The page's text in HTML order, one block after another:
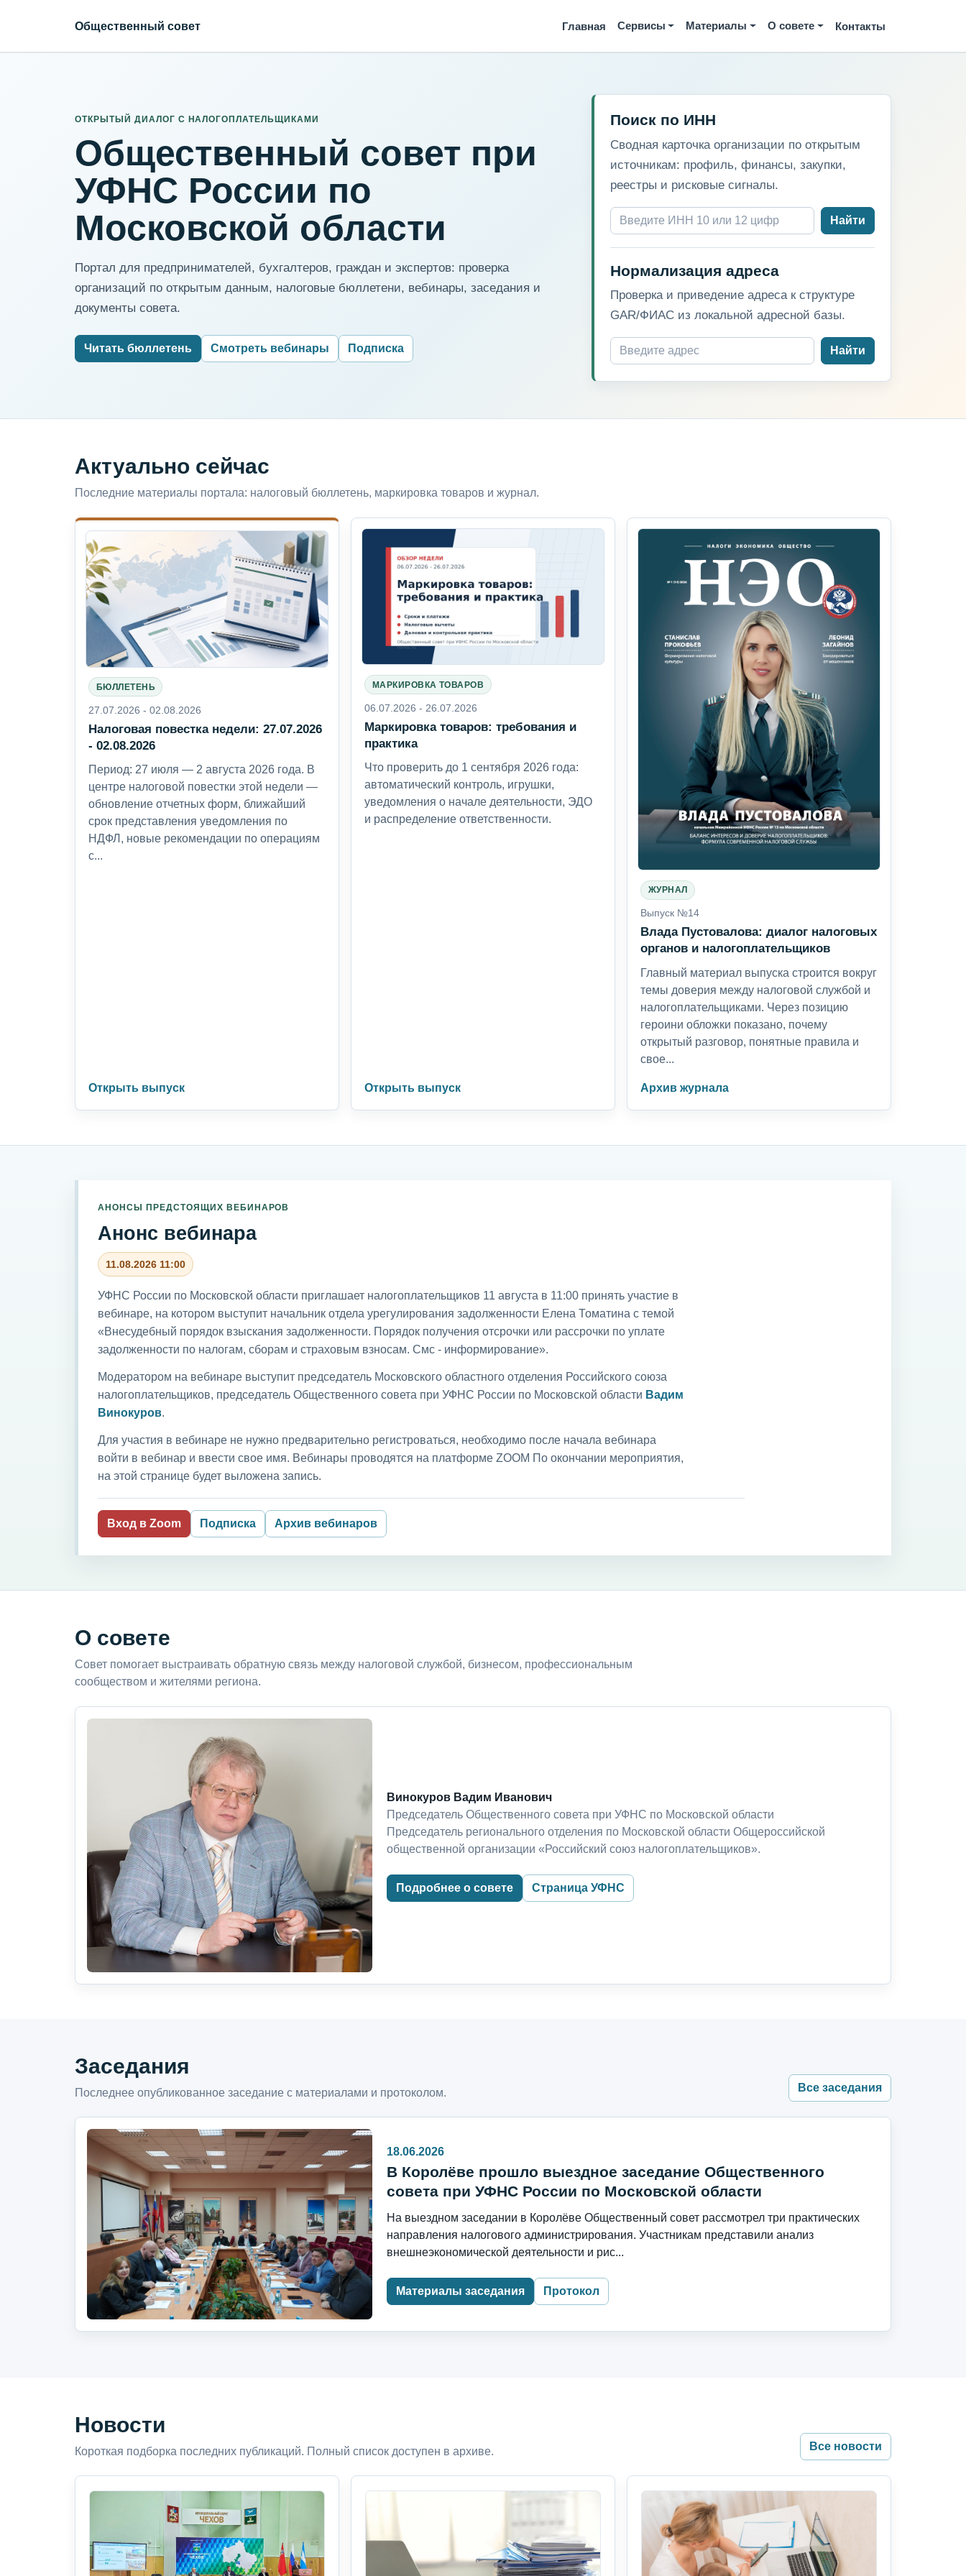
Общественный совет Главная Сервисы Материалы О совете Контакты
ОТКРЫТЫЙ ДИАЛОГ С НАЛОГОПЛАТЕЛЬЩИКАМИ
Общественный совет при
УФНС России по
Московской области
Портал для предпринимателей, бухгалтеров, граждан и экспертов: проверка
организаций по открытым данным, налоговые бюллетени, вебинары, заседания и
документы совета.
Читать бюллетень Смотреть вебинары Подписка
Поиск по ИНН
Сводная карточка организации по открытым
источникам: профиль, финансы, закупки,
реестры и рисковые сигналы.
Найти
Нормализация адреса
Проверка и приведение адреса к структуре
GAR/ФИАС из локальной адресной базы.
Найти
Актуально сейчас
Последние материалы портала: налоговый бюллетень, маркировка товаров и журнал.
БЮЛЛЕТЕНЬ
27.07.2026 - 02.08.2026
Налоговая повестка недели: 27.07.2026
- 02.08.2026
Период: 27 июля — 2 августа 2026 года. В
центре налоговой повестки этой недели —
обновление отчетных форм, ближайший
срок представления уведомления по
НДФЛ, новые рекомендации по операциям
с...
Открыть выпуск
МАРКИРОВКА ТОВАРОВ
06.07.2026 - 26.07.2026
Маркировка товаров: требования и
практика
Что проверить до 1 сентября 2026 года:
автоматический контроль, игрушки,
уведомления о начале деятельности, ЭДО
и распределение ответственности.
Открыть выпуск
ЖУРНАЛ
Выпуск №14
Влада Пустовалова: диалог налоговых
органов и налогоплательщиков
Главный материал выпуска строится вокруг
темы доверия между налоговой службой и
налогоплательщиками. Через позицию
героини обложки показано, почему
открытый разговор, понятные правила и
свое...
Архив журнала
АНОНСЫ ПРЕДСТОЯЩИХ ВЕБИНАРОВ
Анонс вебинара
11.08.2026 11:00
УФНС России по Московской области приглашает налогоплательщиков 11 августа в 11:00 принять участие в
вебинаре, на котором выступит начальник отдела урегулирования задолженности Елена Томатина с темой
«Внесудебный порядок взыскания задолженности. Порядок получения отсрочки или рассрочки по уплате
задолженности по налогам, сборам и страховым взносам. Смс - информирование».
Модератором на вебинаре выступит председатель Московского областного отделения Российского союза
налогоплательщиков, председатель Общественного совета при УФНС России по Московской области Вадим
Винокуров.
Для участия в вебинаре не нужно предварительно регистроваться, необходимо после начала вебинара
войти в вебинар и ввести свое имя. Вебинары проводятся на платформе ZOOM По окончании мероприятия,
на этой странице будет выложена запись.
Вход в Zoom Подписка Архив вебинаров
О совете
Совет помогает выстраивать обратную связь между налоговой службой, бизнесом, профессиональным
сообществом и жителями региона.
Винокуров Вадим Иванович
Председатель Общественного совета при УФНС по Московской области
Председатель регионального отделения по Московской области Общероссийской
общественной организации «Российский союз налогоплательщиков».
Подробнее о совете Страница УФНС
Заседания
Последнее опубликованное заседание с материалами и протоколом. Все заседания
18.06.2026
В Королёве прошло выездное заседание Общественного
совета при УФНС России по Московской области
На выездном заседании в Королёве Общественный совет рассмотрел три практических
направления налогового администрирования. Участникам представили анализ
внешнеэкономической деятельности и рис...
Материалы заседания Протокол
Новости
Короткая подборка последних публикаций. Полный список доступен в архиве. Все новости